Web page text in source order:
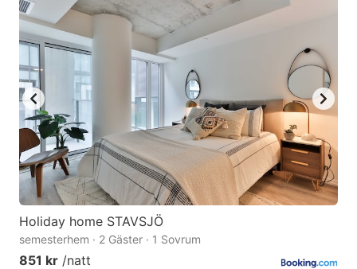
Holiday home STAVSJÖ
semesterhem · 2 Gäster · 1 Sovrum
851 kr /natt